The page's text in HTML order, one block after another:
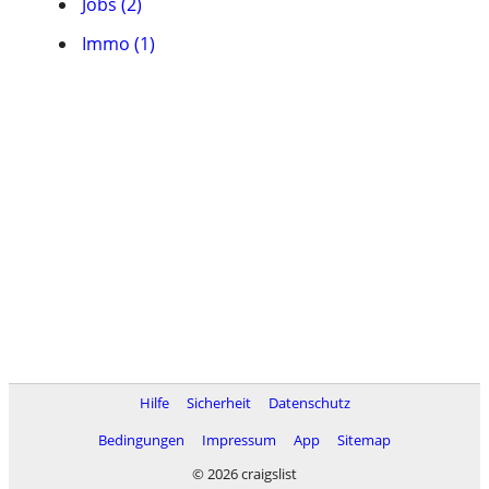
Immo (1)
Hilfe Sicherheit
Datenschutz
Bedingungen
Impressum App
Sitemap
© 2026 craigslist